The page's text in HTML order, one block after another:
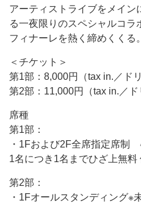
アーティストライブをメイン
る一夜限りのスペシャルコ
フィナーレを熱く締めくくる。
＜チケット＞
第1部：8,000円（tax in.／ド
第2部：11,000円（tax in.／ド
席種
第1部：
・1Fおよび2F全席指定席制
1名につき1名までひざ上無
第2部：
・1Fオールスタンディング※